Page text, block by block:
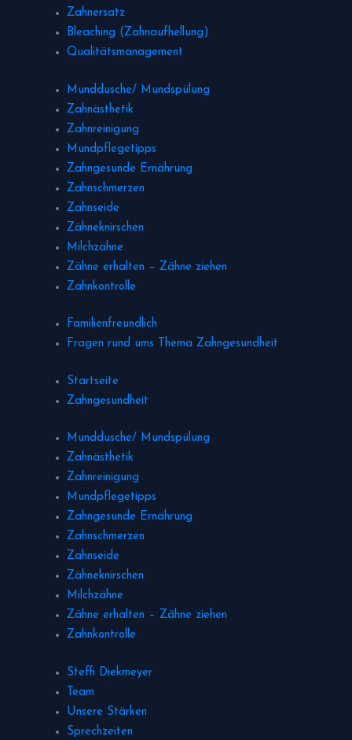
Zahnersatz
Bleaching (Zahnaufhellung)
Qualitätsmanagement
Munddusche/ Mundspülung
Zahnästhetik
Zahnreinigung
Mundpflegetipps
Zahngesunde Ernährung
Zahnschmerzen
Zahnseide
Zähneknirschen
Milchzähne
Zähne erhalten – Zähne ziehen
Zahnkontrolle
Familienfreundlich
Fragen rund ums Thema Zahngesundheit
Startseite
Zahngesundheit
Munddusche/ Mundspülung
Zahnästhetik
Zahnreinigung
Mundpflegetipps
Zahngesunde Ernährung
Zahnschmerzen
Zahnseide
Zähneknirschen
Milchzähne
Zähne erhalten – Zähne ziehen
Zahnkontrolle
Steffi Diekmeyer
Team
Unsere Stärken
Sprechzeiten